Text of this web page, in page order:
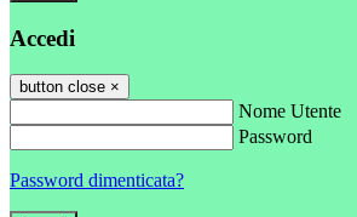
Accedi
button close ×
Nome Utente
Password
Password dimenticata?